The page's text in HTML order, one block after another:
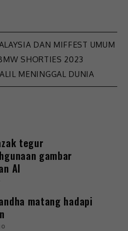
DAN MIFFEST UMUM
SHORTIES 2023
MENINGGAL DUNIA
tegur
gambar
AI
matang hadapi